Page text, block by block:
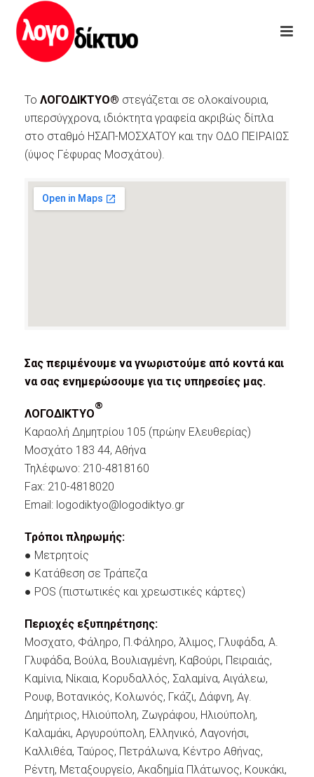
Το ΛΟΓΟΔΙΚΤΥΟ® στεγάζεται σε ολοκαίνουρια,
υπερσύγχρονα, ιδιόκτητα γραφεία ακριβώς δίπλα
στο σταθμό ΗΣΑΠ-ΜΟΣΧΑΤΟΥ και την ΟΔΟ ΠΕΙΡΑΙΩΣ
(ύψος Γέφυρας Μοσχάτου).
Σας περιμένουμε να γνωριστούμε από κοντά και
να σας ενημερώσουμε για τις υπηρεσίες μας.
ΛΟΓΟΔΙΚΤΥΟ
®
Καραολή Δημητρίου 105 (πρώην Ελευθερίας)
Μοσχάτο 183 44, Αθήνα
Τηλέφωνο: 210-4818160
Fax: 210-4818020
Email: logodiktyo@logodiktyo.gr
Τρόποι πληρωμής:
● Μετρητοίς
● Κατάθεση σε Τράπεζα
● POS (πιστωτικές και χρεωστικές κάρτες)
Περιοχές εξυπηρέτησης:
Μοσχατο, Φάληρο, Π.Φάληρο, Άλιμος, Γλυφάδα, Α.
Γλυφάδα, Βούλα, Βουλιαγμένη, Καβούρι, Πειραιάς,
Καμίνια, Νίκαια, Κορυδαλλός, Σαλαμίνα, Αιγάλεω,
Ρουφ, Βοτανικός, Κολωνός, Γκάζι, Δάφνη, Αγ.
Δημήτριος, Ηλιούπολη, Ζωγράφου, Ηλιούπολη,
Καλαμάκι, Αργυρούπολη, Ελληνικό, Λαγονήσι,
Καλλιθέα, Ταύρος, Πετράλωνα, Κέντρο Αθήνας,
Ρέντη, Μεταξουργείο, Ακαδημία Πλάτωνος, Κουκάκι,